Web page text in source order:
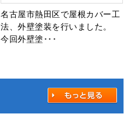
ランダ防水工事
名古屋市熱田区で屋根カバー工
法、外壁塗装を行いました。
今回外壁塗･･･